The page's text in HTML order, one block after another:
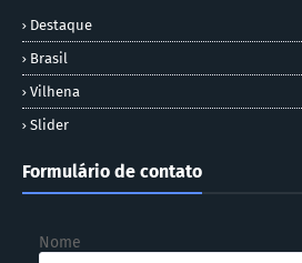
Destaque
Brasil
Vilhena
Slider
Formulário de contato
Nome